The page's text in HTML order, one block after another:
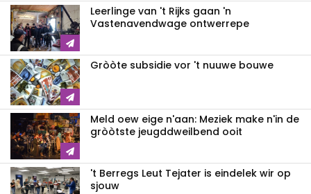
Leerlinge van 't Rijks gaan 'n
Vastenavendwage ontwerrepe
Gròòte subsidie vor 't nuuwe bouwe
Meld oew eige n'aan: Meziek make n'in de
gròòtste jeugddweilbend ooit
't Berregs Leut Tejater is eindelek wir op
sjouw